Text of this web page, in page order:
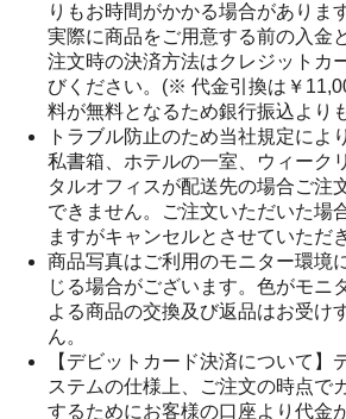
りもお時間がかかる場合がありま
実際に商品をご用意する前の入金
注文時の決済方法はクレジットカ
びください。(※ 代金引換は￥
料が無料となるため銀行振込より
トラブル防止のため当社規定によ
私書箱、ホテルの一室、ウィーク
タルオフィスが配送先の場合ご注
できません。ご注文いただいた場
ますがキャンセルとさせていただ
商品写真はご利用のモニター環境
じる場合がございます。色がモニ
よる商品の交換及び返品はお受け
ん。
【デビットカード決済について】
ステムの仕様上、ご注文の時点で
するためにお客様の口座より代金